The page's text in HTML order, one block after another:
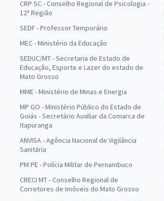
CRP SC - Conselho Regional de Psicologia -
12ª Região
SEDF - Professor Temporário
MEC - Ministério da Educação
SEDUC/MT - Secretaria de Estado de
Educação, Esporte e Lazer do estado de
Mato Grosso
MME - Ministério de Minas e Energia
MP GO - Ministério Público do Estado de
Goiás - Secretário Auxiliar da Comarca de
Itapuranga
ANVISA - Agência Nacional de Vigilância
Sanitária
PM PE - Polícia Militar de Pernambuco
CRECI MT - Conselho Regional de
Corretores de Imóveis do Mato Grosso